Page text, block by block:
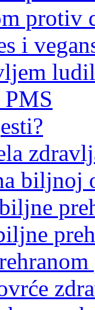
protiv
i
PMS
biljnoj